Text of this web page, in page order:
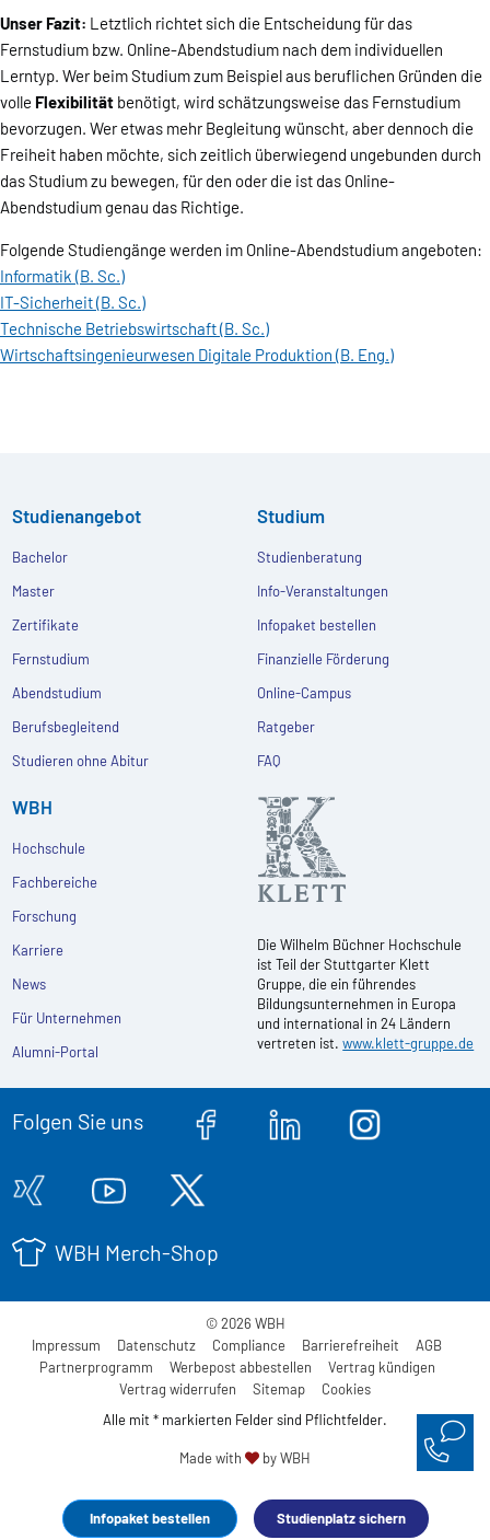
Infopaket bestellen Studienplatz sichern
Unser Fazit: Letztlich richtet sich die Entscheidung für das
Fernstudium bzw. Online-Abendstudium nach dem individuellen
Lerntyp. Wer beim Studium zum Beispiel aus beruflichen Gründen die
volle Flexibilität benötigt, wird schätzungsweise das Fernstudium
bevorzugen. Wer etwas mehr Begleitung wünscht, aber dennoch die
Freiheit haben möchte, sich zeitlich überwiegend ungebunden durch
das Studium zu bewegen, für den oder die ist das Online-
Abendstudium genau das Richtige.
Folgende Studiengänge werden im Online-Abendstudium angeboten:
Informatik (B. Sc.)
IT-Sicherheit (B. Sc.)
Technische Betriebswirtschaft (B. Sc.)
Wirtschaftsingenieurwesen Digitale Produktion (B. Eng.)
Studienangebot
Bachelor
Master
Zertifikate
Fernstudium
Abendstudium
Berufsbegleitend
Studieren ohne Abitur
Studium
Studienberatung
Info-Veranstaltungen
Infopaket bestellen
Finanzielle Förderung
Online-Campus
Ratgeber
FAQ
WBH
Hochschule
Fachbereiche
Forschung
Karriere
News
Für Unternehmen
Alumni-Portal
Die Wilhelm Büchner Hochschule
ist Teil der Stuttgarter Klett
Gruppe, die ein führendes
Bildungsunternehmen in Europa
und international in 24 Ländern
vertreten ist.www.klett-gruppe.de
Folgen Sie uns
WBH Merch-Shop
© 2026 WBH
Impressum
Datenschutz Compliance Barrierefreiheit
AGB
Partnerprogramm
Werbepost abbestellen
Vertrag kündigen
Vertrag widerrufen
Sitemap
Cookies
Alle mit * markierten Felder sind Pflichtfelder.
Made with by WBH